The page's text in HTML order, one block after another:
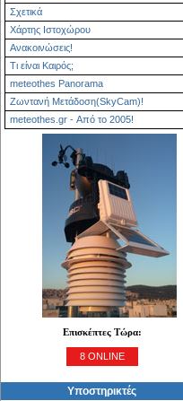
Σχετικά
Χάρτης Ιστοχώρου
Ανακοινώσεις!
Τι είναι Καιρός;
meteothes Panorama
Ζωντανή Μετάδοση(SkyCam)!
meteothes.gr - Από το 2005!
Επισκέπτες Τώρα:
8 ONLINE
Υποστηρικτές